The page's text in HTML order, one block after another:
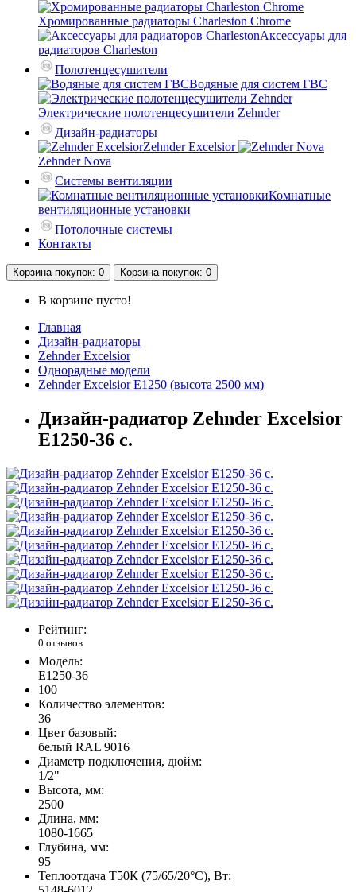
Хромированные радиаторы Charleston Chrome
Аксессуары для
радиаторов Charleston
Полотенцесушители
Водяные для систем ГВС
Электрические полотенцесушители Zehnder
Дизайн-радиаторы
Zehnder Excelsior
Zehnder Nova
Системы вентиляции
Комнатные
вентиляционные установки
Потолочные системы
Контакты
Корзинапокупок: 0 Корзинапокупок: 0
В корзине пусто!
Главная
Дизайн-радиаторы
Zehnder Excelsior
Однорядные модели
Zehnder Excelsior E1250 (высота 2500 мм)
Дизайн-радиатор Zehnder Excelsior
E1250-36 с.
Рейтинг:
0 отзывов
Модель:
E1250-36
100
Количество элементов:
36
Цвет базовый:
белый RAL 9016
Диаметр подключения, дюйм:
1/2"
Высота, мм:
2500
Длина, мм:
1080-1665
Глубина, мм:
95
Теплоотдача Т50К (75/65/20°C), Вт: